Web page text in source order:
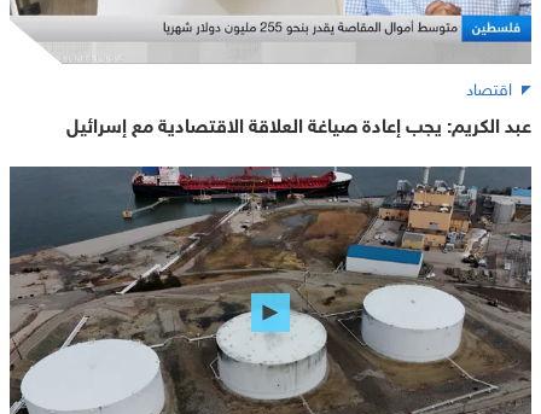
اقتصاد
عبد الكريم: يجب إعادة صياغة العلاقة الاقتصادية مع إسرائيل